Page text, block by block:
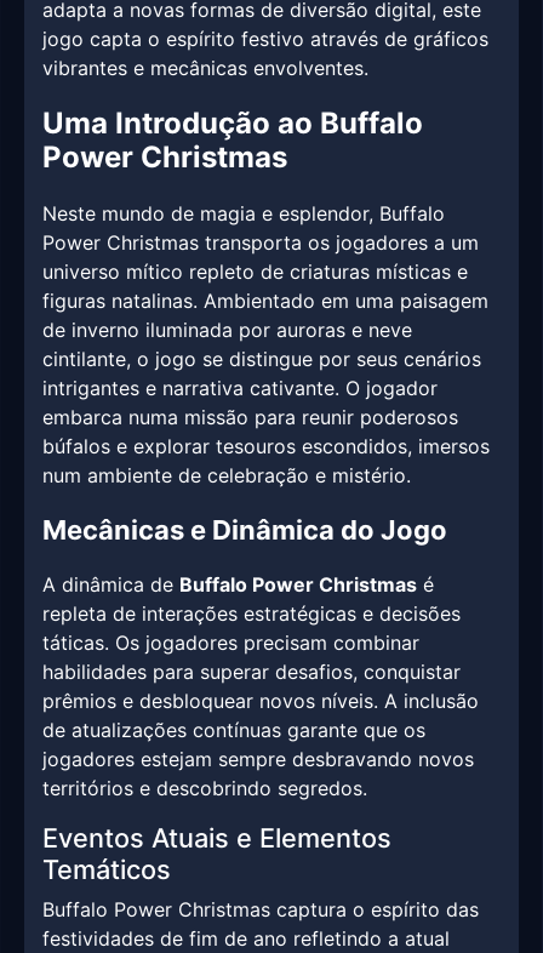
adapta a novas formas de diversão digital, este
jogo capta o espírito festivo através de gráficos
vibrantes e mecânicas envolventes.
Uma Introdução ao Buffalo
Power Christmas
Neste mundo de magia e esplendor, Buffalo
Power Christmas transporta os jogadores a um
universo mítico repleto de criaturas místicas e
figuras natalinas. Ambientado em uma paisagem
de inverno iluminada por auroras e neve
cintilante, o jogo se distingue por seus cenários
intrigantes e narrativa cativante. O jogador
embarca numa missão para reunir poderosos
búfalos e explorar tesouros escondidos, imersos
num ambiente de celebração e mistério.
Mecânicas e Dinâmica do Jogo
A dinâmica de Buffalo Power Christmas é
repleta de interações estratégicas e decisões
táticas. Os jogadores precisam combinar
habilidades para superar desafios, conquistar
prêmios e desbloquear novos níveis. A inclusão
de atualizações contínuas garante que os
jogadores estejam sempre desbravando novos
territórios e descobrindo segredos.
Eventos Atuais e Elementos
Temáticos
Buffalo Power Christmas captura o espírito das
festividades de fim de ano refletindo a atual